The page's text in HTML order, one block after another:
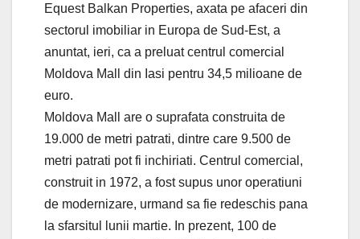
Equest Balkan Properties, axata pe afaceri din
sectorul imobiliar in Europa de Sud-Est, a
anuntat, ieri, ca a preluat centrul comercial
Moldova Mall din Iasi pentru 34,5 milioane de
euro.
Moldova Mall are o suprafata construita de
19.000 de metri patrati, dintre care 9.500 de
metri patrati pot fi inchiriati. Centrul comercial,
construit in 1972, a fost supus unor operatiuni
de modernizare, urmand sa fie redeschis pana
la sfarsitul lunii martie. In prezent, 100 de